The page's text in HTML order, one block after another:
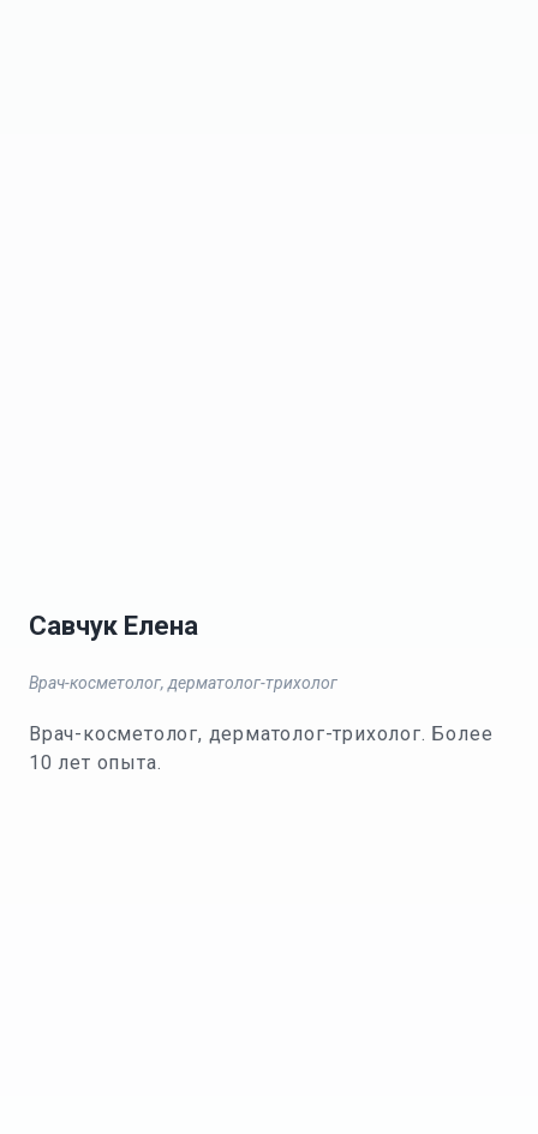
Савчук Елена
Врач-косметолог, дерматолог-трихолог
Врач-косметолог, дерматолог-трихолог. Более
10 лет опыта.